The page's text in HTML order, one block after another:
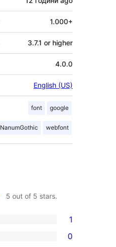
1.000+
3.7.1 or higher
4.0.0
English (US)
font google
NanumGothic webfont
5 out of 5 stars.
1
0